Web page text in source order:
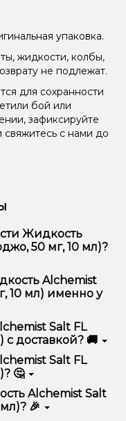
упаковка.
жидкости, колбы,
не подлежат.
для сохранности
бой или
зафиксируйте
свяжитесь с нами до
Жидкость
50 мг, 10 мл)?
(Моджо, 50 мг, 10
удобством
Alchemist
10 мл) именно у
продукцию,
цены и быструю
акции и
Salt FL
с доставкой? 🚚
кликов:
Salt FL Mojo
заказа.
Salt FL
🤔
– например,
материал и тип
вкус. Наши
Alchemist Salt
🎉